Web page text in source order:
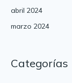
abril 2024
marzo 2024
Categorías